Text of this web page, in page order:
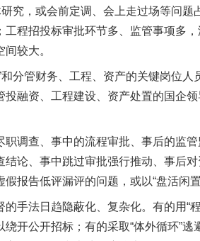
研究，或会前定调、会上走过场等问
工程招投标审批环节多、监管事项多
较大。
管财务、工程、资产的关键岗位人
投融资、工程建设、资产处置的国企
查、事中的流程审批、事后的监管
结论、事中跳过审批强行推动、事后
报告低评漏评的问题，或以“盘活闲
法日趋隐蔽化、复杂化。有的用“程
开公开招标；有的采取“体外循环”